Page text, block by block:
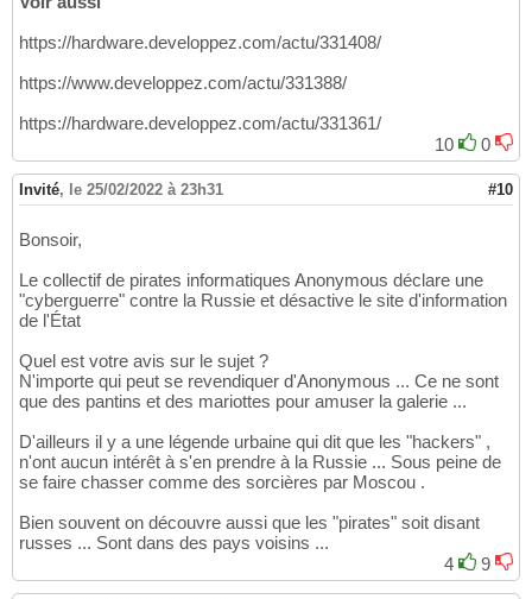
https://hardware.developpez.com/actu/331408/
https://www.developpez.com/actu/331388/
https://hardware.developpez.com/actu/331361/
10
0
Invité, le 25/02/2022 à 23h31 #10
Bonsoir,
Le collectif de pirates informatiques Anonymous déclare une
"cyberguerre" contre la Russie et désactive le site d'information
de l'État
Quel est votre avis sur le sujet ?
N'importe qui peut se revendiquer d'Anonymous ... Ce ne sont
que des pantins et des mariottes pour amuser la galerie ...
D'ailleurs il y a une légende urbaine qui dit que les "hackers" ,
n'ont aucun intérêt à s'en prendre à la Russie ... Sous peine de
se faire chasser comme des sorcières par Moscou .
Bien souvent on découvre aussi que les "pirates" soit disant
russes ... Sont dans des pays voisins ...
4
9